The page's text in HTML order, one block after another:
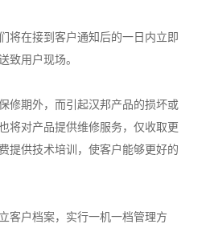
将在接到客户通知后的一日内立即
致用户现场。
修期外，而引起汉邦产品的损坏或
将对产品提供维修服务，仅收取更
提供技术培训，使客户能够更好的
客户档案，实行一机一档管理方